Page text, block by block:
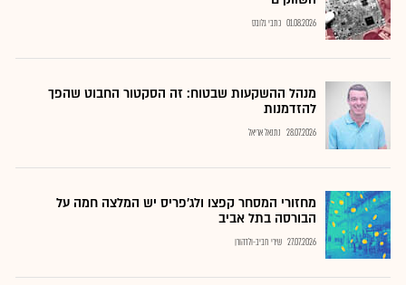
01.08.2026 כתבי גלובס
מנהל ההשקעות שבטוח: זה הסקטור החבוט שהפך
להזדמנות
28.07.2026 נתנאל אריאל
מחזורי המסחר קפצו ולג'פריס יש המלצה חמה על
הבורסה בתל אביב
27.07.2026 שירי חביב-ולדהורן